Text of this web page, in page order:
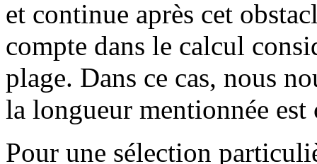
et continue après cet
compte dans le calcul
plage. Dans ce cas, nous
la longueur mentionnée
Pour une sélection